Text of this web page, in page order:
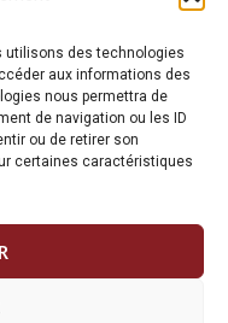
utilisons des technologies
aux informations des
nous permettra de
de navigation ou les ID
ou de retirer son
certaines caractéristiques
visiter notre shop